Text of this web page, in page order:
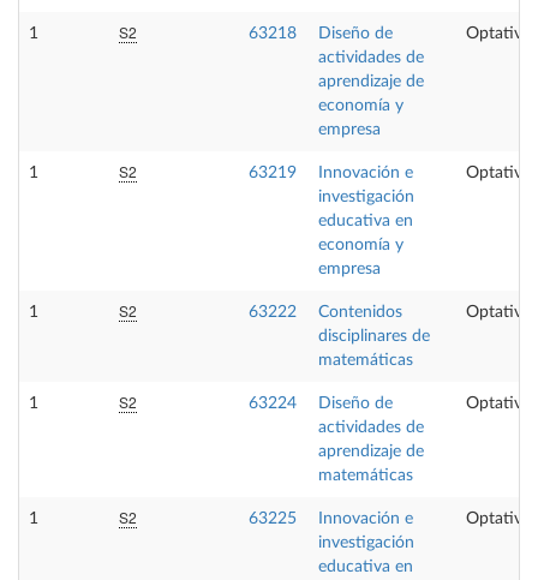
1 S2 63218
Diseño de
actividades de
aprendizaje de
economía y
empresa
Optativa
1 S2 63219
Innovación e
investigación
educativa en
economía y
empresa
Optativa
1 S2 63222
Contenidos
disciplinares de
matemáticas
Optativa
1 S2 63224
Diseño de
actividades de
aprendizaje de
matemáticas
Optativa
1 S2 63225
Innovación e
investigación
educativa en
Optativa